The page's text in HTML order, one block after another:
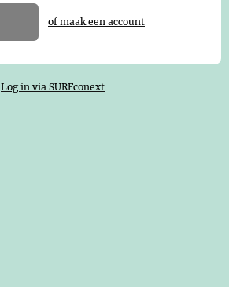
of maak een account
Log in via SURFconext